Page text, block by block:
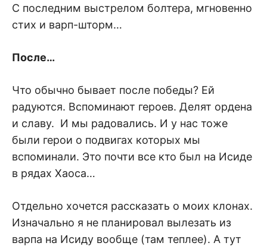
С последним выстрелом болтера, мгновенно
стих и варп-шторм…
После…
Что обычно бывает после победы? Ей
радуются. Вспоминают героев. Делят ордена
и славу. И мы радовались. И у нас тоже
были герои о подвигах которых мы
вспоминали. Это почти все кто был на Исиде
в рядах Хаоса…
Отдельно хочется рассказать о моих клонах.
Изначально я не планировал вылезать из
варпа на Исиду вообще (там теплее). А тут